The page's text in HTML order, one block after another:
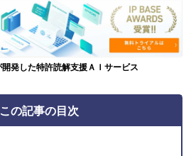
開発した特許読解支援ＡＩサービス
この記事の目次